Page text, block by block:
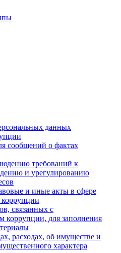
данных
сообщений о фактах
требований к
и урегулированию
и иные акты в сфере
коррупции
связанных с
коррупции, для заполнения
расходах, об имуществе и
характера